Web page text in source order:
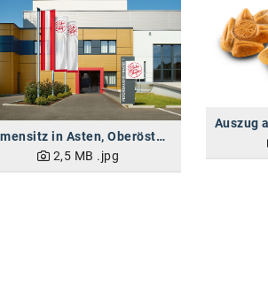
Firmensitz in Asten, Oberösterreich
2,5 MB .jpg